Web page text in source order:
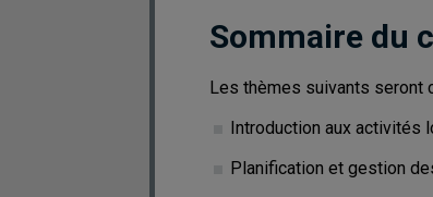
Sommaire du
Les thèmes suivants seront
Introduction aux activités
Planification et gestion